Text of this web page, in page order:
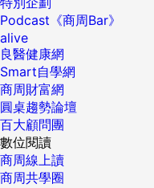
Podcast《商周Bar》
alive
良醫健康網
Smart自學網
商周財富網
圓桌趨勢論壇
百大顧問團
數位閱讀
商周線上讀
商周共學圈